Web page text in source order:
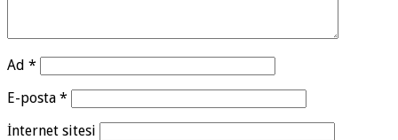
Ad *
E-posta *
İnternet sitesi